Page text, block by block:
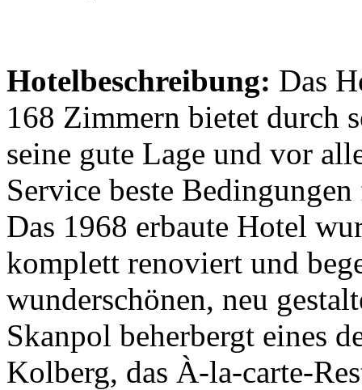
Hotelbeschreibung: Das
168 Zimmern bietet durch
seine gute Lage und vor
Service beste
Das 1968 erbaute Hotel
komplett renoviert und
wunderschönen, neu
Skanpol beherbergt eines
Kolberg, das À-la-carte-